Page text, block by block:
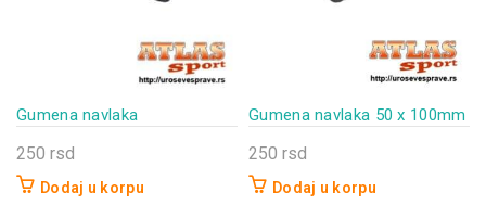
Gumena navlaka
250 rsd
Dodaj u korpu
Gumena navlaka 50 x 100mm
250 rsd
Dodaj u korpu